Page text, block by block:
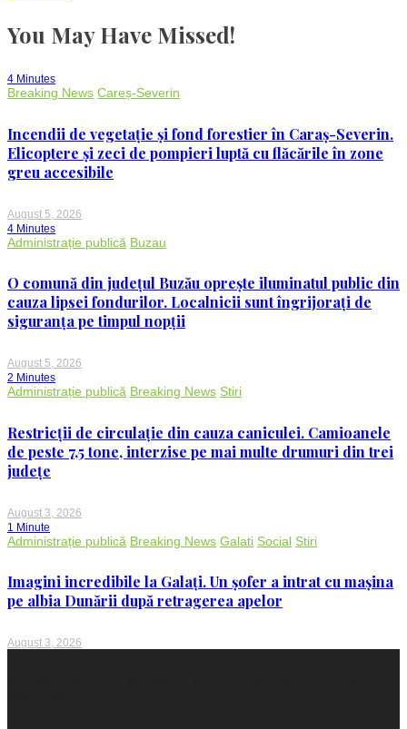
You May Have Missed!
4 Minutes
Breaking News Careș-Severin
Incendii de vegetație și fond forestier în Caraș-Severin.
Elicoptere și zeci de pompieri luptă cu flăcările în zone
greu accesibile
August 5, 2026
4 Minutes
Administrație publică Buzau
O comună din județul Buzău oprește iluminatul public din
cauza lipsei fondurilor. Localnicii sunt îngrijorați de
siguranța pe timpul nopții
August 5, 2026
2 Minutes
Administrație publică Breaking News Stiri
Restricții de circulație din cauza caniculei. Camioanele
de peste 7,5 tone, interzise pe mai multe drumuri din trei
județe
August 3, 2026
1 Minute
Administrație publică Breaking News Galati Social Stiri
Imagini incredibile la Galați. Un șofer a intrat cu mașina
pe albia Dunării după retragerea apelor
August 3, 2026